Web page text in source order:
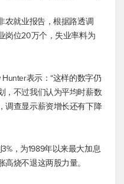
农就业报告，根据路透调
岗位20万个，失业率料为
表示：“这样的数字仍
，不过我们认为平均时薪数
调查显示薪资增长还有下降
，为1989年以来最大加息
烧不退这两股力量。